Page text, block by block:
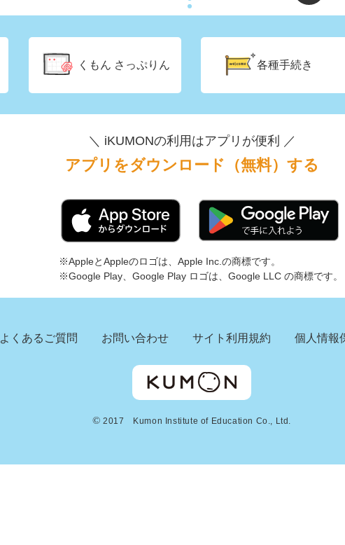
くもん さっぷりん 各種手続き
＼ iKUMONの利用はアプリが便利 ／
アプリをダウンロード（無料）する
※AppleとAppleのロゴは、Apple Inc.の商標です。
※Google Play、Google Play ロゴは、Google LLC の商標です。
よくあるご質問 お問い合わせ サイト利用規約 個人情報
© 2017 Kumon Institute of Education Co., Ltd.